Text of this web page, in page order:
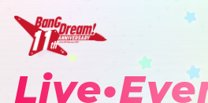
Home